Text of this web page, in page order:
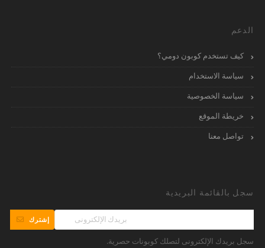
الدعم
كيف تستخدم كوبون دومي؟
سياسة الاستخدام
سياسة الخصوصية
خريطة الموقع
تواصل معنا
سجل بالقائمة البريدية
إشترك
سجل بريدك الإلكترونى لتصلك كوبونات حصرية.